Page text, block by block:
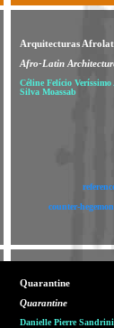
Arquitecturas
Afro-Latin
Céline Felício
Silva Moassab
counter-
Quarantine
Quarantine
Danielle Pierre Sandrini